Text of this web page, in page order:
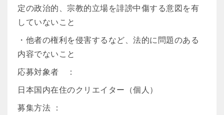
定の政治的、宗教的立場を誹謗中傷する意図を有
していないこと
・他者の権利を侵害するなど、法的に問題のある
内容でないこと
応募対象者 ：
日本国内在住のクリエイター（個人）
募集方法 ：